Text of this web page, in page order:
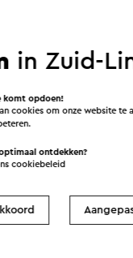
in Zuid-
komt opdoen!
cookies om onze website te
ontdekken?
cookiebeleid